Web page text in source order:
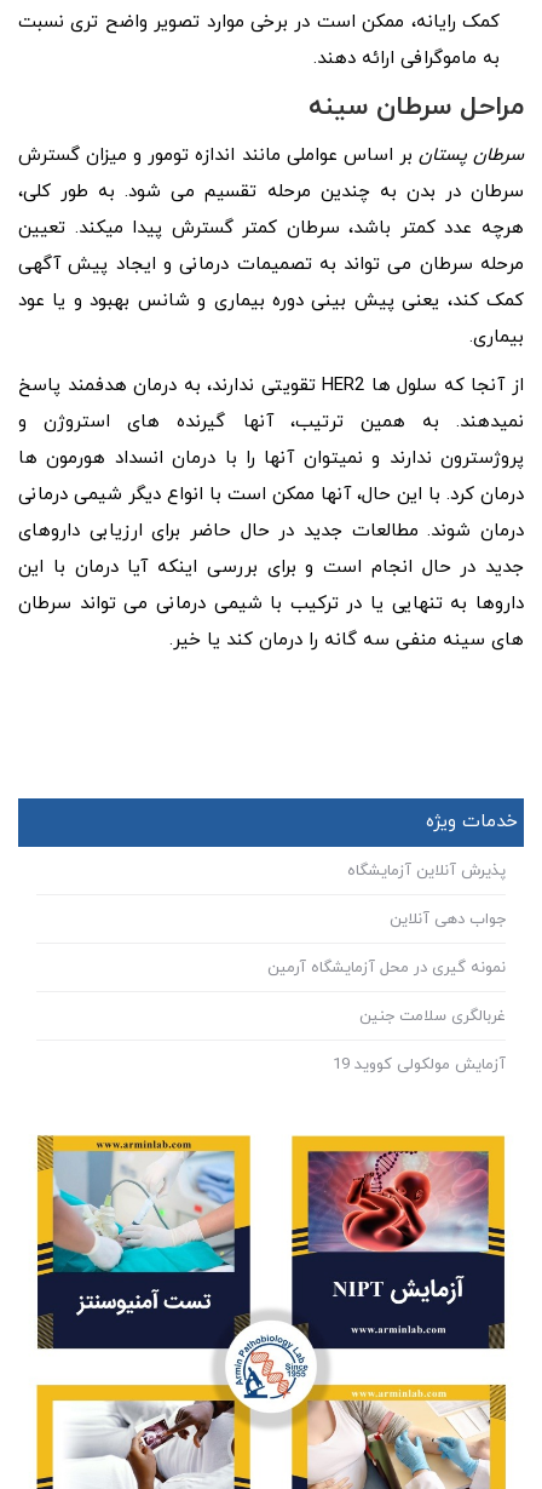
کمک رایانه، ممکن است در برخی موارد تصویر واضح تری نسبت
به ماموگرافی ارائه دهند.
مراحل سرطان سینه
سرطان پستان بر اساس عواملی مانند اندازه تومور و میزان گسترش
سرطان در بدن به چندین مرحله تقسیم می شود. به طور کلی،
هرچه عدد کمتر باشد، سرطان کمتر گسترش پیدا میکند. تعیین
مرحله سرطان می تواند به تصمیمات درمانی و ایجاد پیش آگهی
کمک کند، یعنی پیش بینی دوره بیماری و شانس بهبود و یا عود
بیماری.
از آنجا که سلول ها HER2 تقویتی ندارند، به درمان هدفمند پاسخ
نمیدهند. به همین ترتیب، آنها گیرنده های استروژن و
پروژسترون ندارند و نمیتوان آنها را با درمان انسداد هورمون ها
درمان کرد. با این حال، آنها ممکن است با انواع دیگر شیمی درمانی
درمان شوند. مطالعات جدید در حال حاضر برای ارزیابی داروهای
جدید در حال انجام است و برای بررسی اینکه آیا درمان با این
داروها به تنهایی یا در ترکیب با شیمی درمانی می تواند سرطان
های سینه منفی سه گانه را درمان کند یا خیر.
خدمات ویژه
پذیرش آنلاین آزمایشگاه
جواب دهی آنلاین
نمونه گیری در محل آزمایشگاه آرمین
غربالگری سلامت جنین
آزمایش مولکولی کووید 19